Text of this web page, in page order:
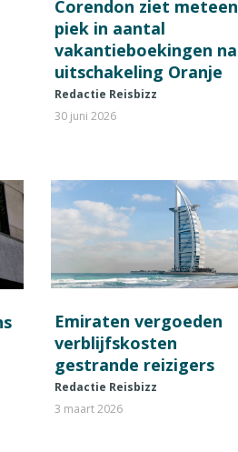
Corendon ziet meteen
piek in aantal
vakantieboekingen na
uitschakeling Oranje
Redactie Reisbizz
30 juni 2026
Emiraten vergoeden
verblijfskosten
gestrande reizigers
Redactie Reisbizz
3 maart 2026